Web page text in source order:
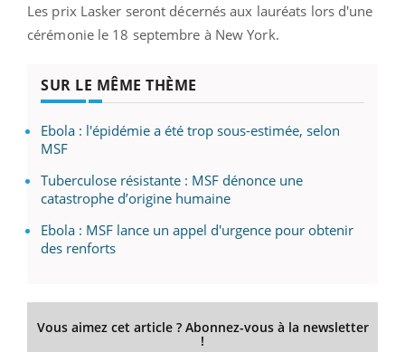
Les prix Lasker seront décernés aux lauréats lors d'une
cérémonie le 18 septembre à New York.
SUR LE MÊME THÈME
Ebola : l'épidémie a été trop sous-estimée, selon
MSF
Tuberculose résistante : MSF dénonce une
catastrophe d’origine humaine
Ebola : MSF lance un appel d'urgence pour obtenir
des renforts
Vous aimez cet article ? Abonnez-vous à la newsletter
!